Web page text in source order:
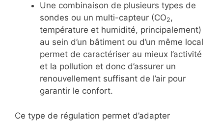
Une combinaison de plusieurs types de
sondes ou un multi-capteur (CO2,
température et humidité, principalement)
au sein d’un bâtiment ou d’un même local
permet de caractériser au mieux l’activité
et la pollution et donc d’assurer un
renouvellement suffisant de l’air pour
garantir le confort.
Ce type de régulation permet d’adapter